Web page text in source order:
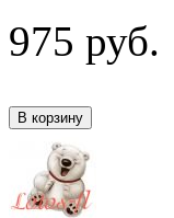
975 руб.